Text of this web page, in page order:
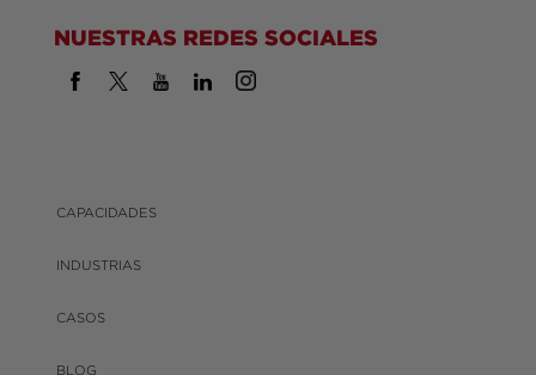
NUESTRAS REDES SOCIALES
CAPACIDADES
INDUSTRIAS
CASOS
BLOG